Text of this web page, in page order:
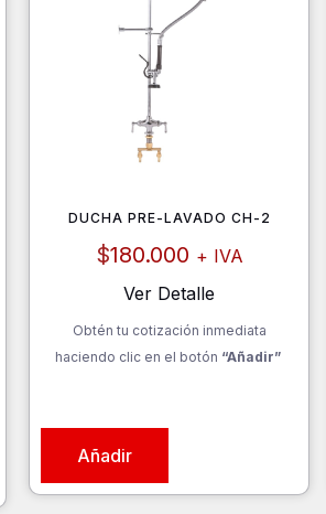
DUCHA PRE-LAVADO CH-2
$180.000 + IVA
Ver Detalle
Obtén tu cotización inmediata
haciendo clic en el botón “Añadir”
Añadir